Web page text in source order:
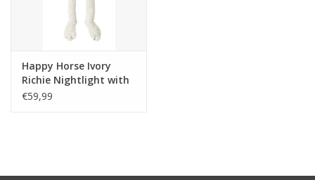
Happy Horse Ivory
Richie Nightlight with
sooting
€59,99